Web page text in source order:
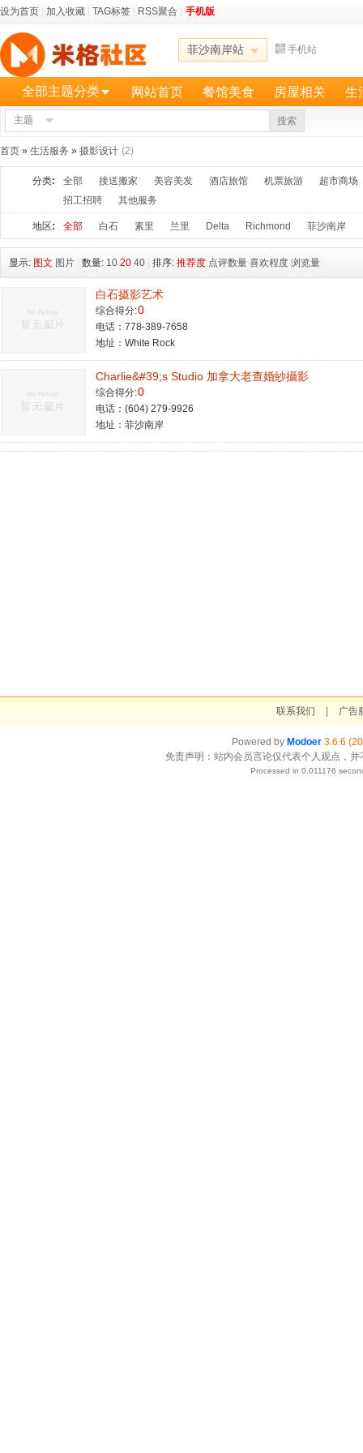
设为首页 加入收藏 TAG标签 RSS聚合 手机版
菲沙南岸站 手机站
全部主题分类 网站首页 餐馆美食 房屋相关 生
主题 搜索
首页 » 生活服务 » 摄影设计 (2)
分类: 全部 接送搬家 美容美发 酒店旅馆 机票旅游
超市商场
招工招聘
其他服务
地区: 全部 白石 素里 兰里 Delta Richmond 菲沙南岸
显示: 图文 图片 数量: 10 20 40 排序: 推荐度 点评数量 喜欢程度 浏览量
白石摄影艺术
综合得分:0
电话：778-389-7658
地址：White Rock
Charlie&#39;s Studio 加拿大老查婚紗攝影
综合得分:0
电话：(604) 279-9926
地址：菲沙南岸
联系我们 广告
Powered by Modoer 3.6.6
免责声明：站内会员言论仅代表个人观点，
Processed in 0.011176